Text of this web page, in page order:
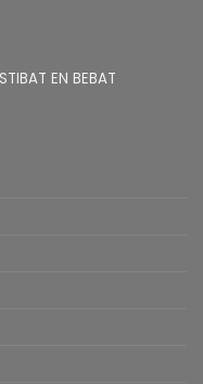
EN BEBAT